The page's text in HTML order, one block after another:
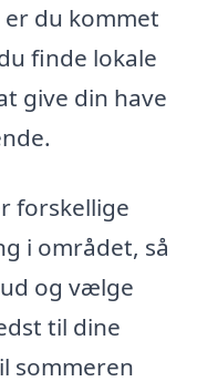
er du kommet
finde lokale
give din have
forskellige
i området, så
og vælge
til dine
sommeren